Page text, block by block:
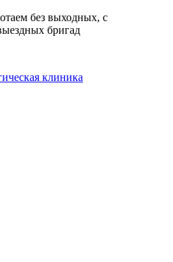
без выходных, с
бригад
клиника